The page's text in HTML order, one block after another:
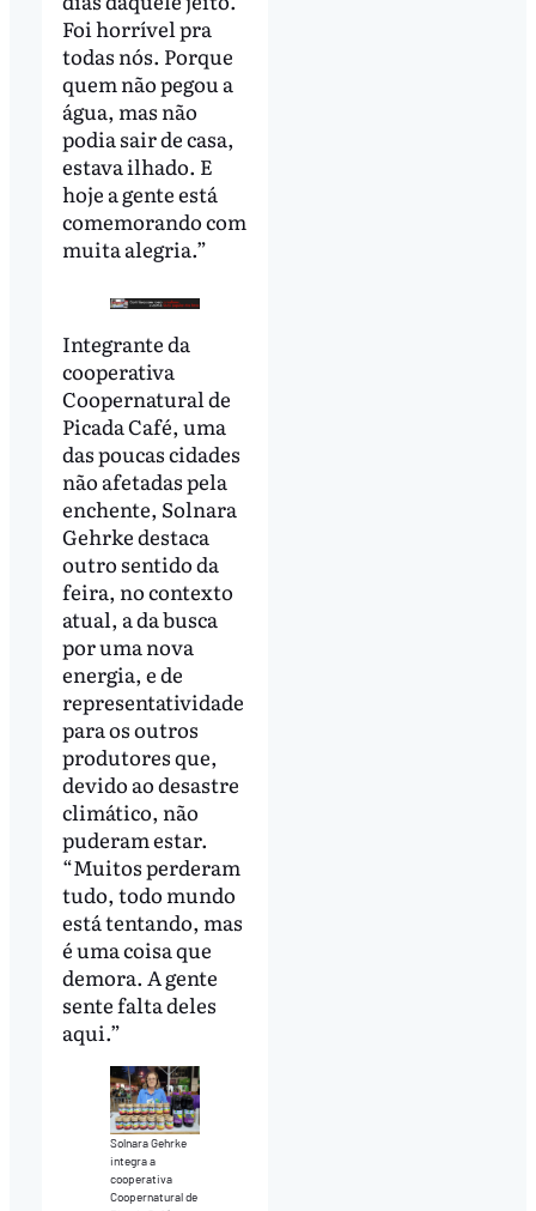
Foi horrível pra
todas nós. Porque
quem não pegou a
água, mas não
podia sair de casa,
estava ilhado. E
hoje a gente está
comemorando com
muita alegria.”
Integrante da
cooperativa
Coopernatural de
Picada Café, uma
das poucas cidades
não afetadas pela
enchente, Solnara
Gehrke destaca
outro sentido da
feira, no contexto
atual, a da busca
por uma nova
energia, e de
representatividade
para os outros
produtores que,
devido ao desastre
climático, não
puderam estar.
“Muitos perderam
tudo, todo mundo
está tentando, mas
é uma coisa que
demora. A gente
sente falta deles
aqui.”
Solnara Gehrke
integra a
cooperativa
Coopernatural de